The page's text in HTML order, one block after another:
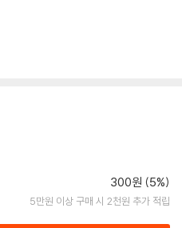
300원 (5%)
5만원 이상 구매 시 2천원 추가 적립